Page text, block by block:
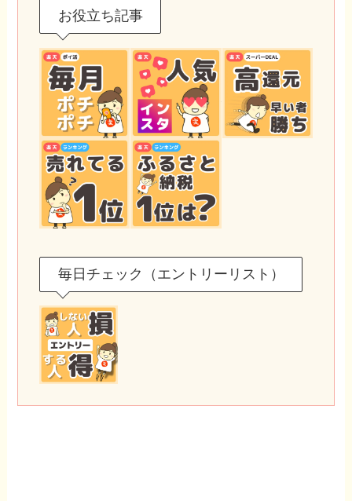
お役立ち記事
毎日チェック（エントリーリスト）